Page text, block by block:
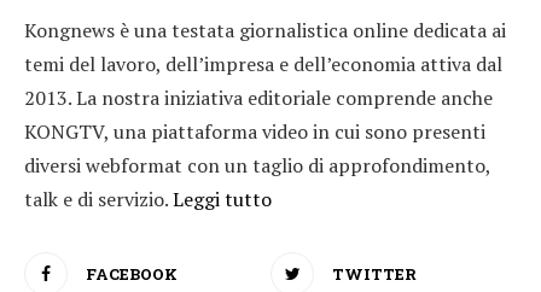
Kongnews è una testata giornalistica online dedicata ai
temi del lavoro, dell’impresa e dell’economia attiva dal
2013. La nostra iniziativa editoriale comprende anche
KONGTV, una piattaforma video in cui sono presenti
diversi webformat con un taglio di approfondimento,
talk e di servizio.Leggi tutto
FACEBOOK TWITTER